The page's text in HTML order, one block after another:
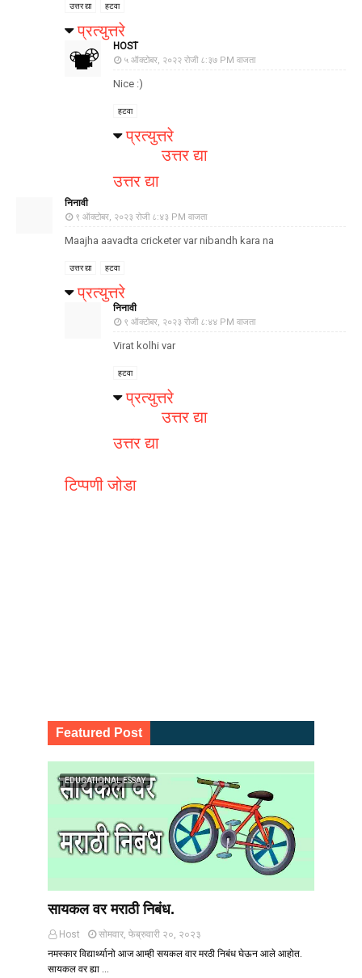
उत्तर द्या हटवा
प्रत्युत्तरे
HOST
५ ऑक्टोबर, २०२२ रोजी ८:३७ PM वाजता
Nice :)
हटवा
प्रत्युत्तरे
उत्तर द्या
उत्तर द्या
निनावी
९ ऑक्टोबर, २०२३ रोजी ८:४३ PM वाजता
Maajha aavadta cricketer var nibandh kara na
उत्तर द्या हटवा
प्रत्युत्तरे
निनावी
९ ऑक्टोबर, २०२३ रोजी ८:४४ PM वाजता
Virat kolhi var
हटवा
प्रत्युत्तरे
उत्तर द्या
उत्तर द्या
टिप्पणी जोडा
Featured Post
EDUCATIONAL ESSAY
सायकल वर मराठी निबंध.
Host
सोमवार, फेब्रुवारी २०, २०२३
नमस्कार विद्यार्थ्यानो आज आम्ही सयकल वार मरठी निबंध घेऊन आले आहोत.
सायकल वर ह्या …